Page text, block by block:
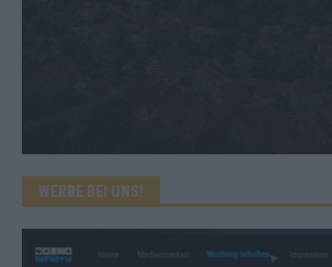
WERBE BEI UNS!